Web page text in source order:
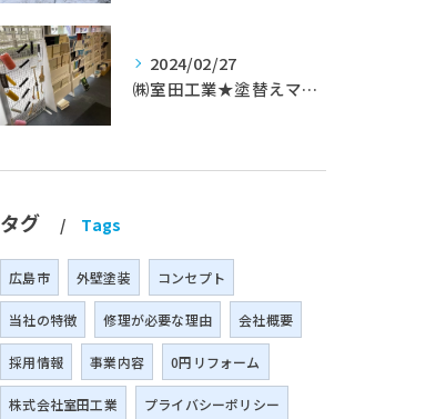
2024/02/27
㈱室田工業★塗替えマスターズ★築35年以上のお宅の施工事例
タグ Tags
広島市 外壁塗装 コンセプト
当社の特徴 修理が必要な理由 会社概要
採用情報 事業内容 0円リフォーム
株式会社室田工業 プライバシーポリシー